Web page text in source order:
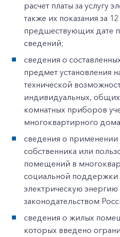
расчет платы за услугу
также их показания за
предшествующих дате
сведений;
сведения о
предмет установления
технической
индивидуальных,
комнатных приборов
многоквартирного
сведения о
собственника или
помещений в
социальной поддержки
электрическую энергию
законодательством
сведения о жилых
которых введено